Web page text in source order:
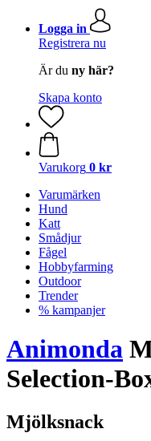
Logga in
Registrera nu
Är du ny här?
Skapa konto
Varukorg 0 kr
Varumärken
Hund
Katt
Smådjur
Fågel
Hobbyfarming
Outdoor
Trender
% kampanjer
Animonda
Selection-
Mjölksnack